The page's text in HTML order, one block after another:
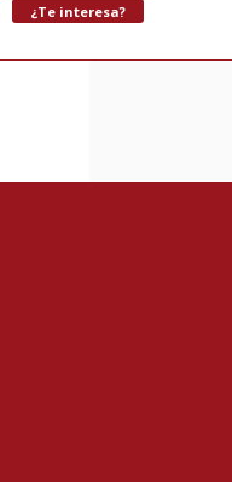
¿Te interesa?